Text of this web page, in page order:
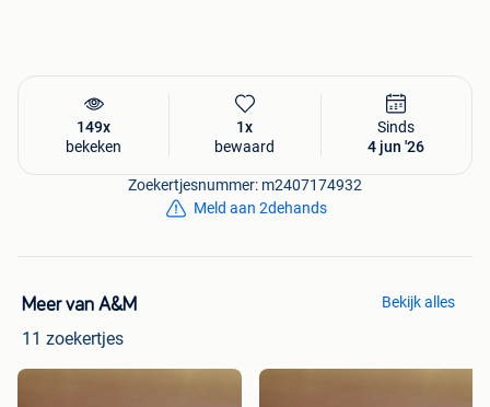
149x
bekeken
1x
bewaard
Sinds
4 jun '26
Zoekertjesnummer: m2407174932
Meld aan 2dehands
Meer van A&M
11 zoekertjes
Bekijk alles